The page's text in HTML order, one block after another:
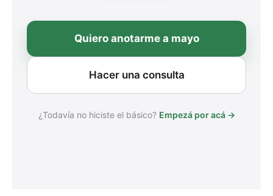
Quiero anotarme a mayo
Hacer una consulta
¿Todavía no hiciste el básico? Empezá por acá →